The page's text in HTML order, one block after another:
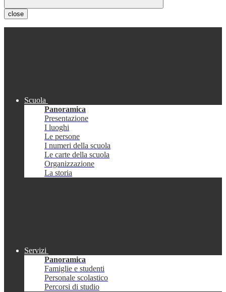
close
Scuola
Panoramica
Presentazione
I luoghi
Le persone
I numeri della scuola
Le carte della scuola
Organizzazione
La storia
Servizi
Panoramica
Famiglie e studenti
Personale scolastico
Percorsi di studio